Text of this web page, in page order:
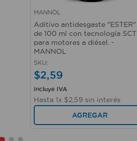
MANNOL
Aditivo antidesgaste "ESTER"
de 100 ml con tecnología SCT
para motores a diésel. -
MANNOL
SKU:
$2,59
Incluye IVA
Hasta 1x $2,59 sin interés
AGREGAR